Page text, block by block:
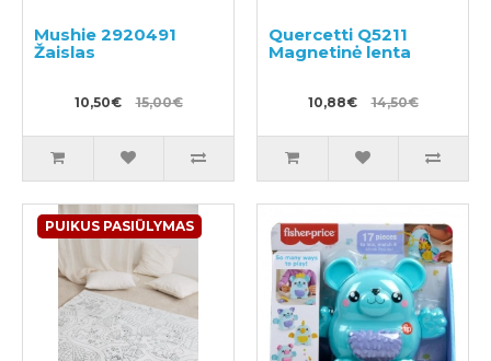
Mushie 2920491
Žaislas
10,50€ 15,00€
Quercetti Q5211
Magnetinė lenta
10,88€ 14,50€
PUIKUS PASIŪLYMAS